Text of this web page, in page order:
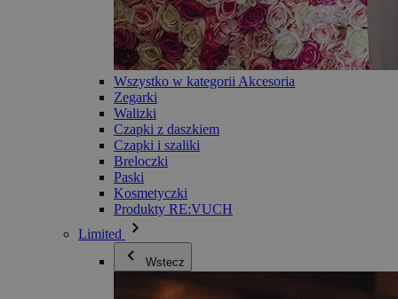
Wszystko w kategorii Akcesoria
Zegarki
Walizki
Czapki z daszkiem
Czapki i szaliki
Breloczki
Paski
Kosmetyczki
Produkty RE:VUCH
Limited
Wstecz